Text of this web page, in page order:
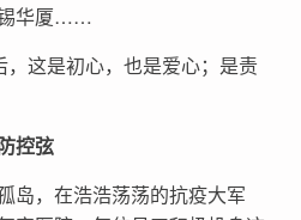
锡华厦……
，这是初心，也是爱心；是责
控弦
岛，在浩浩荡荡的抗疫大军